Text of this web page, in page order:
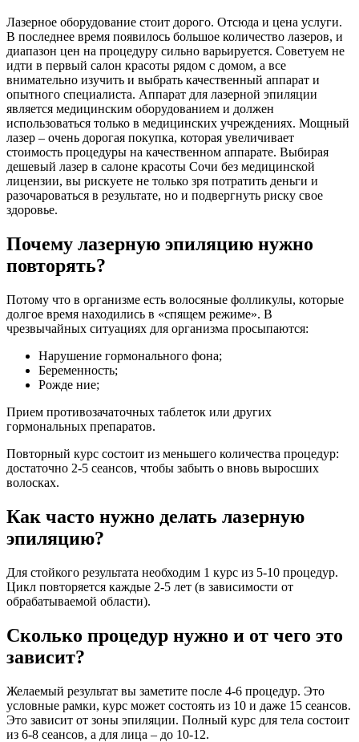
Лазерное оборудование стоит дорого. Отсюда и цена услуги.
В последнее время появилось большое количество лазеров, и
диапазон цен на процедуру сильно варьируется. Советуем не
идти в первый салон красоты рядом с домом, а все
внимательно изучить и выбрать качественный аппарат и
опытного специалиста. Аппарат для лазерной эпиляции
является медицинским оборудованием и должен
использоваться только в медицинских учреждениях. Мощный
лазер – очень дорогая покупка, которая увеличивает
стоимость процедуры на качественном аппарате. Выбирая
дешевый лазер в салоне красоты Сочи без медицинской
лицензии, вы рискуете не только зря потратить деньги и
разочароваться в результате, но и подвергнуть риску свое
здоровье.
Почему лазерную эпиляцию нужно
повторять?
Потому что в организме есть волосяные фолликулы, которые
долгое время находились в «спящем режиме». В
чрезвычайных ситуациях для организма просыпаются:
Нарушение гормонального фона;
Беременность;
Рожде ние;
Прием противозачаточных таблеток или других
гормональных препаратов.
Повторный курс состоит из меньшего количества процедур:
достаточно 2-5 сеансов, чтобы забыть о вновь выросших
волосках.
Как часто нужно делать лазерную
эпиляцию?
Для стойкого результата необходим 1 курс из 5-10 процедур.
Цикл повторяется каждые 2-5 лет (в зависимости от
обрабатываемой области).
Сколько процедур нужно и от чего это
зависит?
Желаемый результат вы заметите после 4-6 процедур. Это
условные рамки, курс может состоять из 10 и даже 15 сеансов.
Это зависит от зоны эпиляции. Полный курс для тела состоит
из 6-8 сеансов, а для лица – до 10-12.